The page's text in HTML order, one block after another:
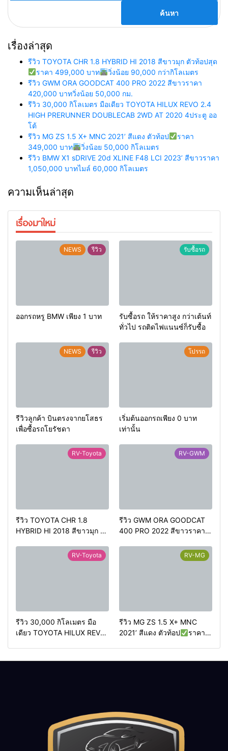
เรื่องล่าสุด
รีวิว TOYOTA CHR 1.8 HYBRID HI 2018 สีขาวมุก ตัวท้อปสุด
ราคา 499,000 บาท
วิ่งน้อย 90,000 กว่ากิโลเมตร
รีวิว GWM ORA GOODCAT 400 PRO 2022 สีขาวราคา
420,000 บาทวิ่งน้อย 50,000 กม.
รีวิว 30,000 กิโลเมตร มือเดียว TOYOTA HILUX REVO 2.4
HIGH PRERUNNER DOUBLECAB 2WD AT 2020 4ประตู ออ
โต้
รีวิว MG ZS 1.5 X+ MNC 2021’ สีแดง ตัวท้อป
ราคา
349,000 บาท
วิ่งน้อย 50,000 กิโลเมตร
รีวิว BMW X1 sDRIVE 20d XLINE F48 LCI 2023’ สีขาวราคา
1,050,000 บาทไมล์ 60,000 กิโลเมตร
ความเห็นล่าสุด
เรื่องมาใหม่
NEWS รีวิว
ออกรถหรู BMW เพียง 1 บาท
รับซื้อรถ
รับซื้อรถ ให้ราคาสูง กว่าเต้นท์
ทั่วไป รถติดไฟแนนซ์ก็รับซื้อ
NEWS รีวิว
รีวิวลูกค้า บินตรงจากยโสธร
เพื่อซื้อรถโยรัชดา
โปรรถ
เริ่มต้นออกรถเพียง 0 บาท
เท่านั้น
RV-Toyota
รีวิว TOYOTA CHR 1.8
HYBRID HI 2018 สีขาวมุก ตัว
วิ่งน้อย 90,000 กว่า
RV-GWM
รีวิว GWM ORA GOODCAT
400 PRO 2022 สีขาวราคา
RV-Toyota
รีวิว 30,000 กิโลเมตร มือ
เดียว TOYOTA HILUX REVO
RV-MG
รีวิว MG ZS 1.5 X+ MNC
2021’ สีแดง ตัวท้อป
ราคา